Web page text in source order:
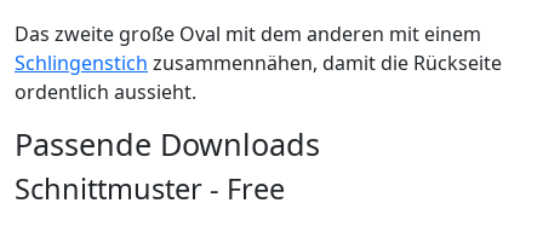
Das zweite große Oval mit dem anderen mit einem
Schlingenstich zusammennähen, damit die Rückseite
ordentlich aussieht.
Passende Downloads
Schnittmuster - Free